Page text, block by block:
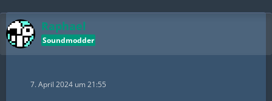
Raphael
Soundmodder
7. April 2024 um 21:55